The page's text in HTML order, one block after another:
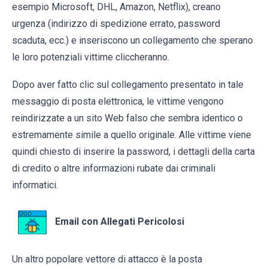
esempio Microsoft, DHL, Amazon, Netflix), creano
urgenza (indirizzo di spedizione errato, password
scaduta, ecc.) e inseriscono un collegamento che sperano
le loro potenziali vittime cliccheranno.
Dopo aver fatto clic sul collegamento presentato in tale
messaggio di posta elettronica, le vittime vengono
reindirizzate a un sito Web falso che sembra identico o
estremamente simile a quello originale. Alle vittime viene
quindi chiesto di inserire la password, i dettagli della carta
di credito o altre informazioni rubate dai criminali
informatici.
Email con Allegati Pericolosi
Un altro popolare vettore di attacco è la posta